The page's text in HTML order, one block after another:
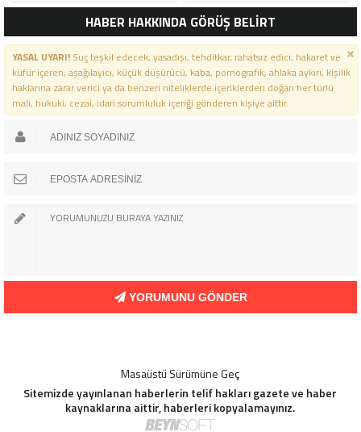
HABER HAKKINDA GÖRÜŞ BELİRT
YASAL UYARI!Suç teşkil edecek, yasadışı, tehditkar, rahatsız edici, hakaret ve
küfür içeren, aşağılayıcı, küçük düşürücü, kaba, pornografik, ahlaka aykırı, kişilik
haklarına zarar verici ya da benzeri niteliklerde içeriklerden doğan her türlü
mali, hukuki, cezai, idari sorumluluk içeriği gönderen kişiye aittir.
YORUMUNU GÖNDER
Masaüstü Sürümüne Geç
Sitemizde yayınlanan haberlerin telif hakları gazete ve haber
kaynaklarına aittir, haberleri kopyalamayınız.